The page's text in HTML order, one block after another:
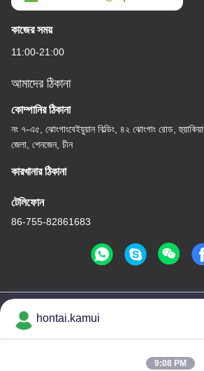
কাজের সময়
11:00-21:00
আমাদের ঠিকানা
কোম্পানির ঠিকানা
নং ৭-এ৫, ঝোংগাংবেইয়ুয়ান বিল্ডিং, ৪২ ঝোংগাং রোড,
জেলা, শেনজেন, চীন
কারখানার ঠিকানা
টেলিফোন
86-755-82861683
গোপনীয়তা নীতি|সাইট ম্যাপ
ELECTRONIC TECHNOLOGY (HK)
hontai.kamui
9:08 PM